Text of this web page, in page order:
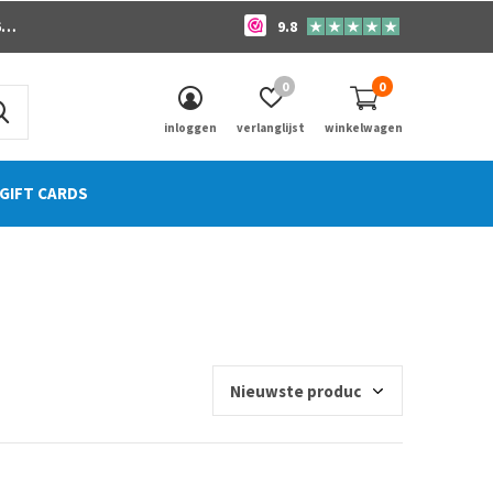
GIFT CARDS
inloggen verlanglijst
0
winkelwagen
0
9.8